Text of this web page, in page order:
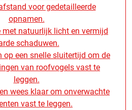
voor gedetailleerde
opnamen.
met natuurlijk licht en vermijd
schaduwen.
op een snelle sluitertijd om de
van roofvogels vast te
leggen.
wees klaar om onverwachte
vast te leggen.